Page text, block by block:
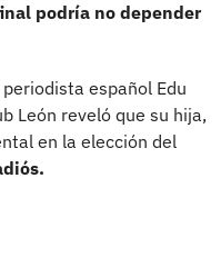
podría no depender
español Edu
León reveló que su hija,
en la elección del